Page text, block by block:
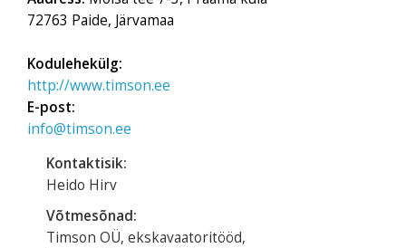
72763 Paide, Järvamaa
Kodulehekülg:
http://www.timson.ee
E-post:
info@timson.ee
Kontaktisik:
Heido Hirv
Võtmesõnad:
Timson OÜ, ekskavaatoritööd,